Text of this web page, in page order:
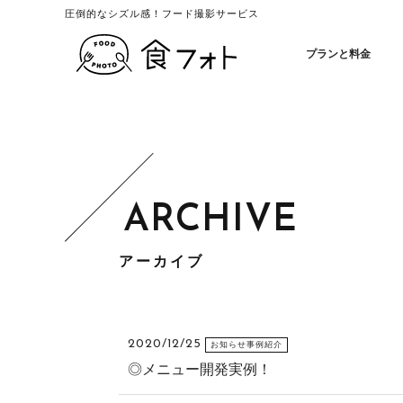
圧倒的なシズル感！フード撮影サービス
プランと料金
アーカイブ
2020/12/25 お知らせ事例紹介
◎メニュー開発実例！